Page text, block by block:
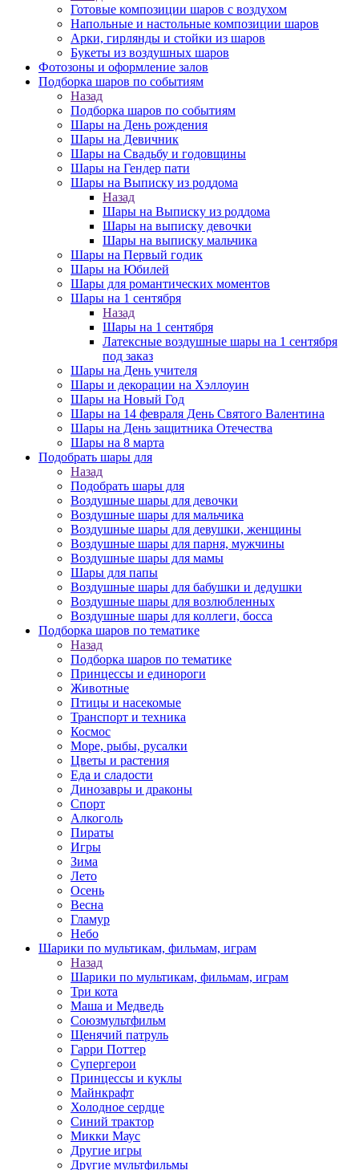
Готовые композиции шаров с воздухом
Напольные и настольные композиции шаров
Арки, гирлянды и стойки из шаров
Букеты из воздушных шаров
Фотозоны и оформление залов
Подборка шаров по событиям
Назад
Подборка шаров по событиям
Шары на День рождения
Шары на Девичник
Шары на Свадьбу и годовщины
Шары на Гендер пати
Шары на Выписку из роддома
Назад
Шары на Выписку из роддома
Шары на выписку девочки
Шары на выписку мальчика
Шары на Первый годик
Шары на Юбилей
Шары для романтических моментов
Шары на 1 сентября
Назад
Шары на 1 сентября
Латексные воздушные шары на 1 сентября
под заказ
Шары на День учителя
Шары и декорации на Хэллоуин
Шары на Новый Год
Шары на 14 февраля День Святого Валентина
Шары на День защитника Отечества
Шары на 8 марта
Подобрать шары для
Назад
Подобрать шары для
Воздушные шары для девочки
Воздушные шары для мальчика
Воздушные шары для девушки, женщины
Воздушные шары для парня, мужчины
Воздушные шары для мамы
Шары для папы
Воздушные шары для бабушки и дедушки
Воздушные шары для возлюбленных
Воздушные шары для коллеги, босса
Подборка шаров по тематике
Назад
Подборка шаров по тематике
Принцессы и единороги
Животные
Птицы и насекомые
Транспорт и техника
Космос
Море, рыбы, русалки
Цветы и растения
Еда и сладости
Динозавры и драконы
Спорт
Алкоголь
Пираты
Игры
Зима
Лето
Осень
Весна
Гламур
Небо
Шарики по мультикам, фильмам, играм
Назад
Шарики по мультикам, фильмам, играм
Три кота
Маша и Медведь
Союзмультфильм
Щенячий патруль
Гарри Поттер
Супергерои
Принцессы и куклы
Майнкрафт
Холодное сердце
Синий трактор
Микки Маус
Другие игры
Другие мультфильмы